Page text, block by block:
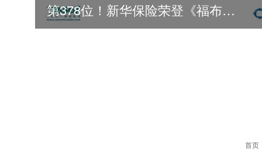
第378位！新华保险荣登《福布斯》全球500强
首页